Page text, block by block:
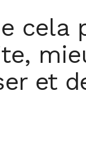
cela
et